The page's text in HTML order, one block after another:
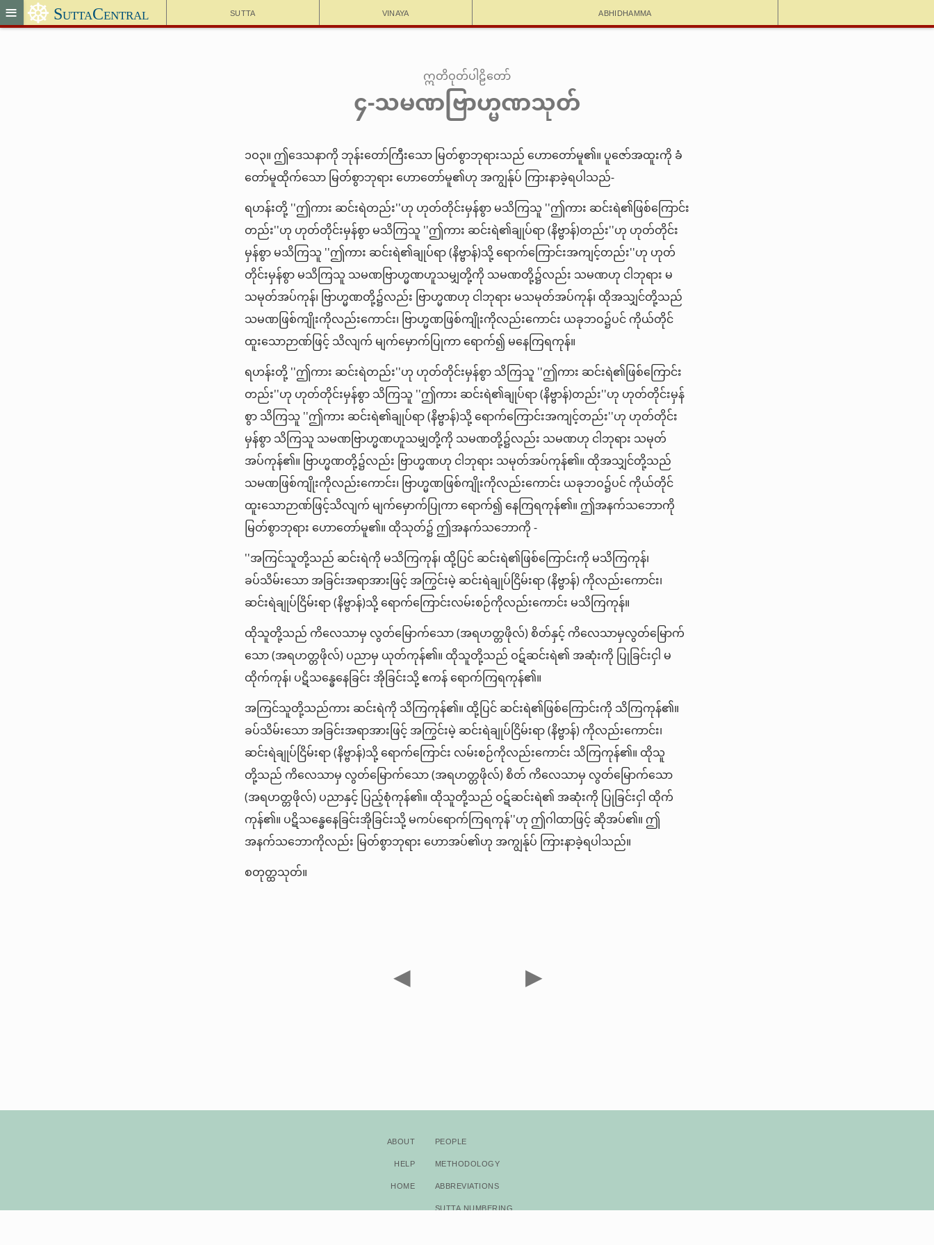
Sutta Vinaya Abhidhamma
≡ ☸ SuttaCentral
ဣတိဝုတ်ပါဠိတော်
၄-သမဏဗြာဟ္မဏသုတ်
၁ဝ၃။ ဤဒေသနာကို ဘုန်းတော်ကြီးသော မြတ်စွာဘုရားသည် ဟောတော်မူ၏။ ပူဇော်အထူးကို ခံ
တော်မူထိုက်သော မြတ်စွာဘုရား ဟောတော်မူ၏ဟု အကျွန်ုပ် ကြားနာခဲ့ရပါသည်-
ရဟန်းတို့ ''ဤကား ဆင်းရဲတည်း''ဟု ဟုတ်တိုင်းမှန်စွာ မသိကြသူ ''ဤကား ဆင်းရဲ၏ဖြစ်ကြောင်း
တည်း''ဟု ဟုတ်တိုင်းမှန်စွာ မသိကြသူ ''ဤကား ဆင်းရဲ၏ချုပ်ရာ (နိဗ္ဗာန်)တည်း''ဟု ဟုတ်တိုင်း
မှန်စွာ မသိကြသူ ''ဤကား ဆင်းရဲ၏ချုပ်ရာ (နိဗ္ဗာန်)သို့ ရောက်ကြောင်းအကျင့်တည်း''ဟု ဟုတ်
တိုင်းမှန်စွာ မသိကြသူ သမဏဗြာဟ္မဏဟူသမျှတို့ကို သမဏတို့၌လည်း သမဏဟု ငါဘုရား မ
သမုတ်အပ်ကုန်၊ ဗြာဟ္မဏတို့၌လည်း ဗြာဟ္မဏဟု ငါဘုရား မသမုတ်အပ်ကုန်၊ ထိုအသျှင်တို့သည်
သမဏဖြစ်ကျိုးကိုလည်းကောင်း၊ ဗြာဟ္မဏဖြစ်ကျိုးကိုလည်းကောင်း ယခုဘဝ၌ပင် ကိုယ်တိုင်
ထူးသောဉာဏ်ဖြင့် သိလျက် မျက်မှောက်ပြုကာ ရောက်၍ မနေကြရကုန်။
ရဟန်းတို့ ''ဤကား ဆင်းရဲတည်း''ဟု ဟုတ်တိုင်းမှန်စွာ သိကြသူ ''ဤကား ဆင်းရဲ၏ဖြစ်ကြောင်း
တည်း''ဟု ဟုတ်တိုင်းမှန်စွာ သိကြသူ ''ဤကား ဆင်းရဲ၏ချုပ်ရာ (နိဗ္ဗာန်)တည်း''ဟု ဟုတ်တိုင်းမှန်
စွာ သိကြသူ ''ဤကား ဆင်းရဲ၏ချုပ်ရာ (နိဗ္ဗာန်)သို့ ရောက်ကြောင်းအကျင့်တည်း''ဟု ဟုတ်တိုင်း
မှန်စွာ သိကြသူ သမဏဗြာဟ္မဏဟူသမျှတို့ကို သမဏတို့၌လည်း သမဏဟု ငါဘုရား သမုတ်
အပ်ကုန်၏။ ဗြာဟ္မဏတို့၌လည်း ဗြာဟ္မဏဟု ငါဘုရား သမုတ်အပ်ကုန်၏။ ထိုအသျှင်တို့သည်
သမဏဖြစ်ကျိုးကိုလည်းကောင်း၊ ဗြာဟ္မဏဖြစ်ကျိုးကိုလည်းကောင်း ယခုဘဝ၌ပင် ကိုယ်တိုင်
ထူးသောဉာဏ်ဖြင့်သိလျက် မျက်မှောက်ပြုကာ ရောက်၍ နေကြရကုန်၏။ ဤအနက်သဘောကို
မြတ်စွာဘုရား ဟောတော်မူ၏။ ထိုသုတ်၌ ဤအနက်သဘောကို -
''အကြင်သူတို့သည် ဆင်းရဲကို မသိကြကုန်၊ ထို့ပြင် ဆင်းရဲ၏ဖြစ်ကြောင်းကို မသိကြကုန်၊
ခပ်သိမ်းသော အခြင်းအရာအားဖြင့် အကြွင်းမဲ့ ဆင်းရဲချုပ်ငြိမ်းရာ (နိဗ္ဗာန်) ကိုလည်းကောင်း၊
ဆင်းရဲချုပ်ငြိမ်းရာ (နိဗ္ဗာန်)သို့ ရောက်ကြောင်းလမ်းစဉ်ကိုလည်းကောင်း မသိကြကုန်။
ထိုသူတို့သည် ကိလေသာမှ လွတ်မြောက်သော (အရဟတ္တဖိုလ်) စိတ်နှင့် ကိလေသာမှလွတ်မြောက်
သော (အရဟတ္တဖိုလ်) ပညာမှ ယုတ်ကုန်၏။ ထိုသူတို့သည် ဝဋ်ဆင်းရဲ၏ အဆုံးကို ပြုခြင်းငှါ မ
ထိုက်ကုန်၊ ပဋိသန္ဓေနေခြင်း အိုခြင်းသို့ ဧကန် ရောက်ကြရကုန်၏။
အကြင်သူတို့သည်ကား ဆင်းရဲကို သိကြကုန်၏။ ထို့ပြင် ဆင်းရဲ၏ဖြစ်ကြောင်းကို သိကြကုန်၏။
ခပ်သိမ်းသော အခြင်းအရာအားဖြင့် အကြွင်းမဲ့ ဆင်းရဲချုပ်ငြိမ်းရာ (နိဗ္ဗာန်) ကိုလည်းကောင်း၊
ဆင်းရဲချုပ်ငြိမ်းရာ (နိဗ္ဗာန်)သို့ ရောက်ကြောင်း လမ်းစဉ်ကိုလည်းကောင်း သိကြကုန်၏။ ထိုသူ
တို့သည် ကိလေသာမှ လွတ်မြောက်သော (အရဟတ္တဖိုလ်) စိတ် ကိလေသာမှ လွတ်မြောက်သော
(အရဟတ္တဖိုလ်) ပညာနှင့် ပြည့်စုံကုန်၏။ ထိုသူတို့သည် ဝဋ်ဆင်းရဲ၏ အဆုံးကို ပြုခြင်းငှါ ထိုက်
ကုန်၏။ ပဋိသန္ဓေနေခြင်းအိုခြင်းသို့ မကပ်ရောက်ကြရကုန်''ဟု ဤဂါထာဖြင့် ဆိုအပ်၏။ ဤ
အနက်သဘောကိုလည်း မြတ်စွာဘုရား ဟောအပ်၏ဟု အကျွန်ုပ် ကြားနာခဲ့ရပါသည်။
စတုတ္ထသုတ်။
◀ ▶
About
Help
Home
People
Methodology
Abbreviations
Sutta Numbering